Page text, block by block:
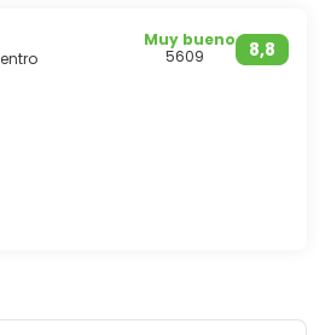
8,8
Muy bueno
5609